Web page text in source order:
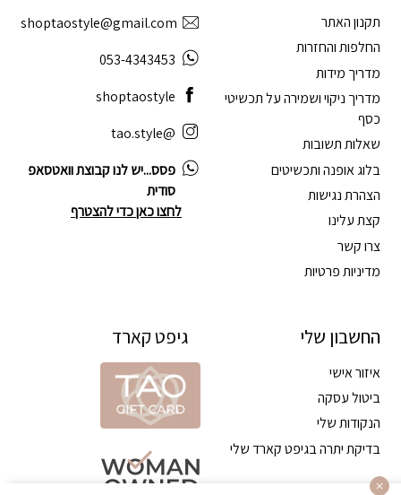
תקנון האתר
החלפות והחזרות
מדריך מידות
מדריך ניקוי ושמירה על תכשיטי
כסף
שאלות תשובות
בלוג אופנה ותכשיטים
הצהרת נגישות
קצת עלינו
צרו קשר
מדיניות פרטיות
החשבון שלי
איזור אישי
ביטול עסקה
הנקודות שלי
בדיקת יתרה בגיפט קארד שלי
shoptaostyle@gmail.com
053-4343453
shoptaostyle
@tao.style
פסס...יש לנו קבוצת וואטסאפ
סודית
לחצו כאן כדי להצטרף
גיפט קארד